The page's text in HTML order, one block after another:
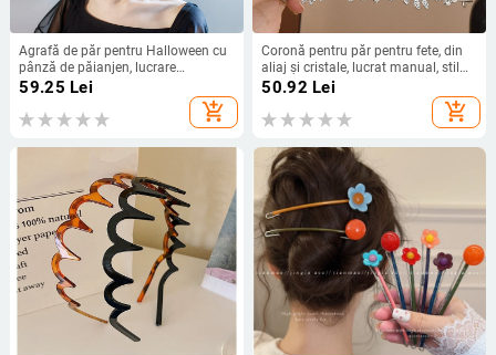
Agrafă de păr pentru Halloween cu
pânză de păianjen, lucrare
manuală, design original, clips
59.25 Lei
add_shopping_cart
Coronă pentru păr pentru fete, din
aliaj și cristale, lucrat manual, stil
european și american, potrivită
pentru nuntă, zi de naștere, festival
50.92 Lei
add_shopping_cart